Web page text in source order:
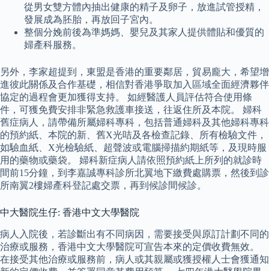
從男女雙方體內抽出健康的精子及卵子，放進試管授精，
發展成為胚胎，再放回子宮內。
整個分娩前後為準媽媽、嬰兒及其家人提供體貼和優質的
婦產科服務。
另外，李家超提到，東盟是香港的重要鄰居，貿易龐大，希望增
進彼此關係及合作基礎，相信對香港爭取加入區域全面經濟夥伴
協定的過程會更加獲得支持。 如經醫護人員評估符合使用條
件，可獲免費安排非緊急救護車接送，往返住所及本院。 婦科
舊症病人，請帶備所屬婦科專科，包括普通婦科及其他婦科專科
的預約紙、本院的新、舊X光咭及各檢查記錄、所有檢驗文件，
如驗血紙、X光檢驗紙、超聲波或電腦掃描約期紙等，及現時服
用的藥物或藥袋。 婦科新症病人請依照預約紙上所列的就診時
間前15分鐘，到李嘉誠專科診所北翼地下繳費處購票，然後到診
所南翼2樓婦產科登記處交票，再到候診間候診。
中大醫院生仔: 香港中文大學醫院
病人入院後，若診斷出有不同病因，需要接受與原訂計劃不同的
治療或服務，香港中文大學醫院可宣告本來的定價收費無效。
在接受其他治療或服務前，病人或其親屬或獲授權人士會獲通知